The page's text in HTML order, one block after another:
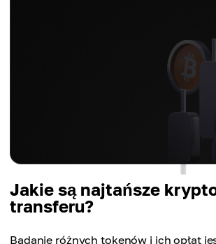
Jakie są najtańsze
transferu?
Badanie różnych tokenów i ich opłat